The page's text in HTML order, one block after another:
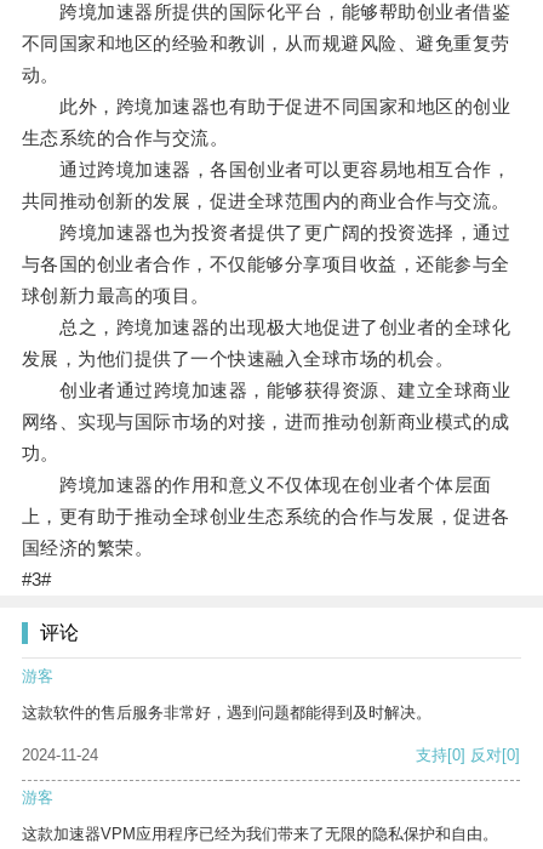
跨境加速器所提供的国际化平台，能够帮助创业者借鉴
不同国家和地区的经验和教训，从而规避风险、避免重复劳
动。
此外，跨境加速器也有助于促进不同国家和地区的创业
生态系统的合作与交流。
通过跨境加速器，各国创业者可以更容易地相互合作，
共同推动创新的发展，促进全球范围内的商业合作与交流。
跨境加速器也为投资者提供了更广阔的投资选择，通过
与各国的创业者合作，不仅能够分享项目收益，还能参与全
球创新力最高的项目。
总之，跨境加速器的出现极大地促进了创业者的全球化
发展，为他们提供了一个快速融入全球市场的机会。
创业者通过跨境加速器，能够获得资源、建立全球商业
网络、实现与国际市场的对接，进而推动创新商业模式的成
功。
跨境加速器的作用和意义不仅体现在创业者个体层面
上，更有助于推动全球创业生态系统的合作与发展，促进各
国经济的繁荣。
#3#
评论
游客
这款软件的售后服务非常好，遇到问题都能得到及时解决。
2024-11-24 支持[0] 反对[0]
游客
这款加速器VPM应用程序已经为我们带来了无限的隐私保护和自由。